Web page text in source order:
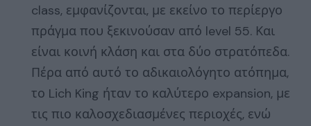
class, εμφανίζονται, με εκείνο το περίεργο
πράγμα που ξεκινούσαν από level 55. Και
είναι κοινή κλάση και στα δύο στρατόπεδα.
Πέρα από αυτό το αδικαιολόγητο ατόπημα,
το Lich King ήταν το καλύτερο expansion, με
τις πιο καλοσχεδιασμένες περιοχές, ενώ